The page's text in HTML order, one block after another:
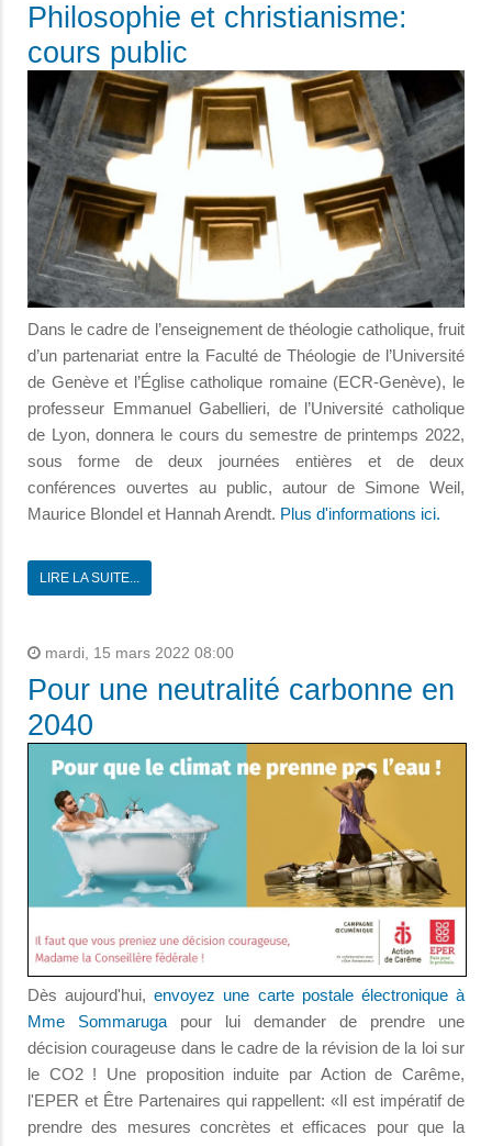
Philosophie et christianisme:
cours public
Dans le cadre de l’enseignement de théologie catholique, fruit
d’un partenariat entre la Faculté de Théologie de l’Université
de Genève et l’Église catholique romaine (ECR-Genève), le
professeur Emmanuel Gabellieri, de l’Université catholique
de Lyon, donnera le cours du semestre de printemps 2022,
sous forme de deux journées entières et de deux
conférences ouvertes au public, autour de Simone Weil,
Maurice Blondel et Hannah Arendt. Plus d'informations ici.
LIRE LA SUITE...
mardi, 15 mars 2022 08:00
Pour une neutralité carbonne en
2040
Dès aujourd'hui,envoyez une carte postale électronique à
Mme Sommaruga pour lui demander de prendre une
décision courageuse dans le cadre de la révision de la loi sur
le CO2 ! Une proposition induite par Action de Carême,
l'EPER et Être Partenaires qui rappellent: «Il est impératif de
prendre des mesures concrètes et efficaces pour que la